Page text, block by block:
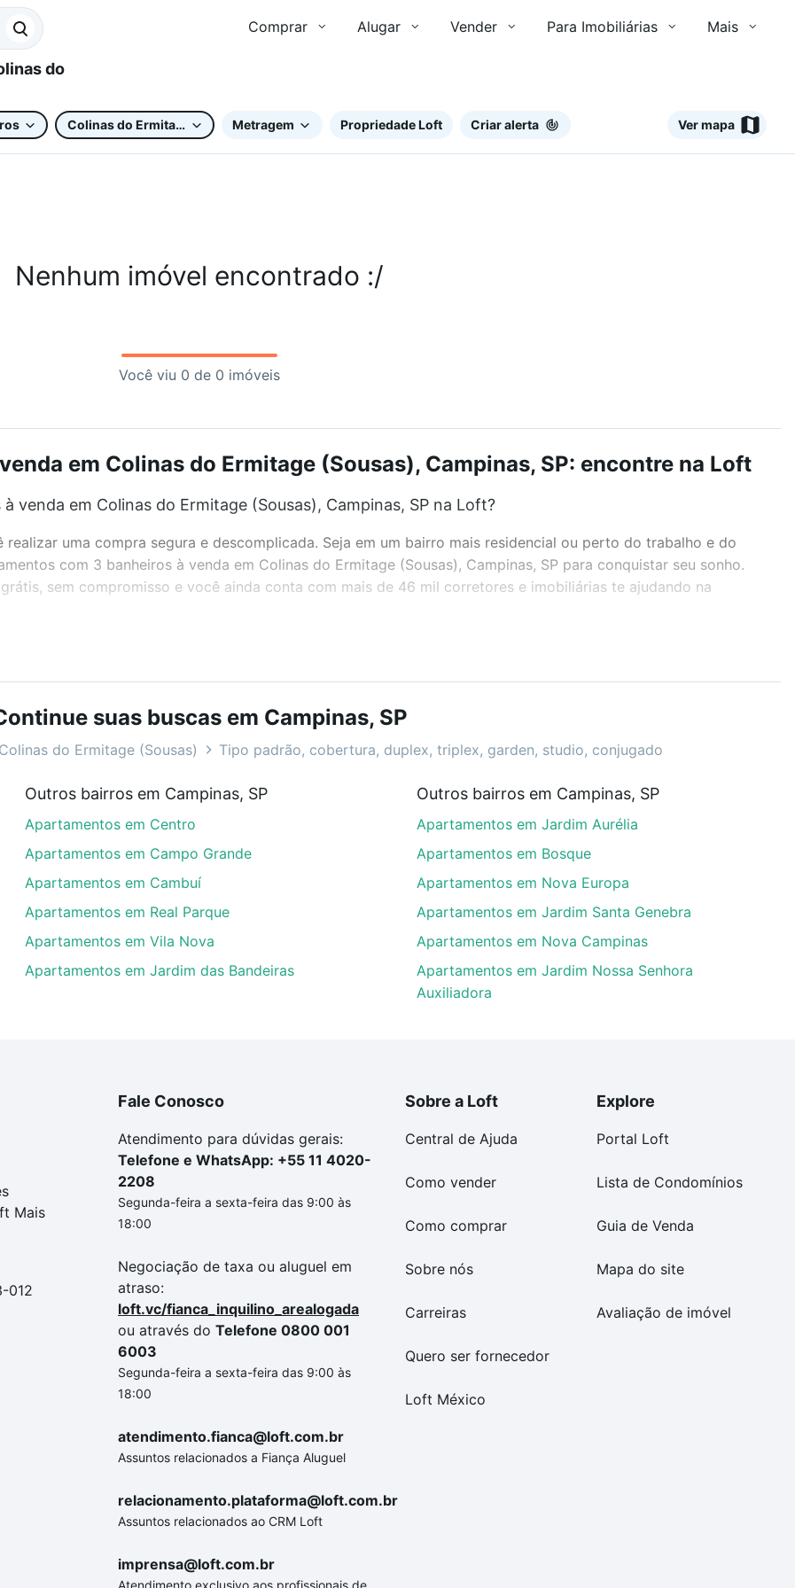
Comprar Alugar Vender Para Imobiliárias Mais
Colinas do Ermitage (Sousas)Metragem Propriedade Loft Criar alerta Ver mapa
Nenhum imóvel encontrado :/
Você viu 0 de 0 imóveis
em Colinas do Ermitage (Sousas), Campinas, SP: encontre na Loft
venda em Colinas do Ermitage (Sousas), Campinas, SP na Loft?
uma compra segura e descomplicada. Seja em um bairro mais residencial ou perto do trabalho e do
com 3 banheiros à venda em Colinas do Ermitage (Sousas), Campinas, SP para conquistar seu sonho.
sem compromisso e você ainda conta com mais de 46 mil corretores e imobiliárias te ajudando na
e até condomínios favoritos. Você também pode usar os filtros como quantidade de quartos, suítes, com
o preço, metragem e comodidades, como piscina, academia, salão de festas ou área verde e encontrar
(Sousas), Campinas, SP ideal para você na Loft.
com 3 banheiros à venda em Colinas do Ermitage (Sousas), Campinas, SP que custam a partir de R$ 0
podem se adequar ao seu orçamento. Se ainda tem alguma dúvida dos custos envolvidos no processo
um apartamento e conte com a gente para comprar o imóvel dos seus sonhos com segurança e conforto. Loft,
suas buscas em Campinas, SP
Colinas do Ermitage (Sousas) Tipo padrão, cobertura, duplex, triplex, garden, studio, conjugado
Outros bairros em Campinas, SP
Apartamentos em Centro
Apartamentos em Campo Grande
Apartamentos em Cambuí
Apartamentos em Real Parque
Apartamentos em Vila Nova
Apartamentos em Jardim das Bandeiras
Outros bairros em Campinas, SP
Apartamentos em Jardim Aurélia
Apartamentos em Bosque
Apartamentos em Nova Europa
Apartamentos em Jardim Santa Genebra
Apartamentos em Nova Campinas
Apartamentos em Jardim Nossa Senhora
Auxiliadora
Mais
012
Fale Conosco
Atendimento para dúvidas gerais:
Telefone e WhatsApp: +55 11 4020-
2208
Segunda-feira a sexta-feira das 9:00 às
18:00
Negociação de taxa ou aluguel em
atraso:
loft.vc/fianca_inquilino_arealogada
ou através do Telefone 0800 001
6003
Segunda-feira a sexta-feira das 9:00 às
18:00
atendimento.fianca@loft.com.br
Assuntos relacionados a Fiança Aluguel
relacionamento.plataforma@loft.com.br
Assuntos relacionados ao CRM Loft
imprensa@loft.com.br
Atendimento exclusivo aos profissionais de
Sobre a Loft
Central de Ajuda
Como vender
Como comprar
Sobre nós
Carreiras
Quero ser fornecedor
Loft México
Explore
Portal Loft
Lista de Condomínios
Guia de Venda
Mapa do site
Avaliação de imóvel